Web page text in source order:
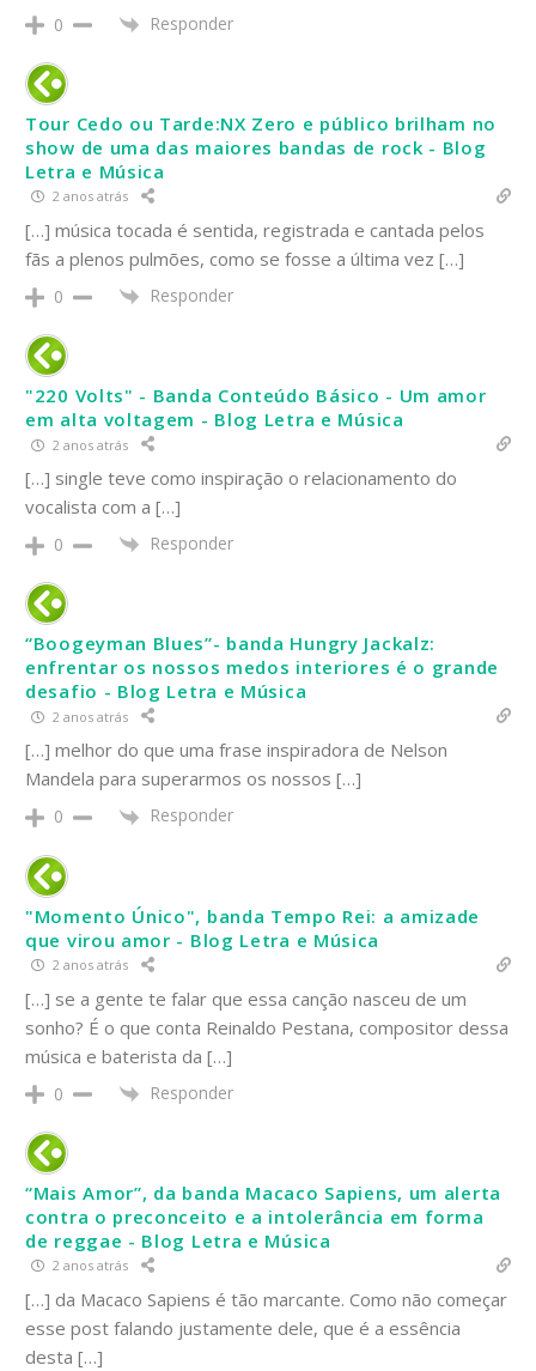
0 Responder
Tour Cedo ou Tarde:NX Zero e público brilham no
show de uma das maiores bandas de rock - Blog
Letra e Música
2 anos atrás
[…] música tocada é sentida, registrada e cantada pelos
fãs a plenos pulmões, como se fosse a última vez […]
0 Responder
"220 Volts" - Banda Conteúdo Básico - Um amor
em alta voltagem - Blog Letra e Música
2 anos atrás
[…] single teve como inspiração o relacionamento do
vocalista com a […]
0 Responder
“Boogeyman Blues”- banda Hungry Jackalz:
enfrentar os nossos medos interiores é o grande
desafio - Blog Letra e Música
2 anos atrás
[…] melhor do que uma frase inspiradora de Nelson
Mandela para superarmos os nossos […]
0 Responder
"Momento Único", banda Tempo Rei: a amizade
que virou amor - Blog Letra e Música
2 anos atrás
[…] se a gente te falar que essa canção nasceu de um
sonho? É o que conta Reinaldo Pestana, compositor dessa
música e baterista da […]
0 Responder
“Mais Amor”, da banda Macaco Sapiens, um alerta
contra o preconceito e a intolerância em forma
de reggae - Blog Letra e Música
2 anos atrás
[…] da Macaco Sapiens é tão marcante. Como não começar
esse post falando justamente dele, que é a essência
desta […]